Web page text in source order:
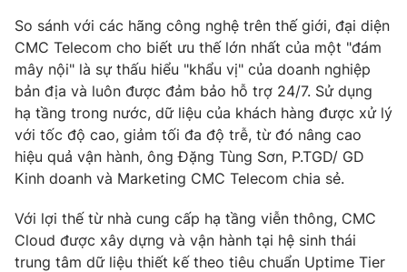
Video Shorts video
VTV Money VTV Thể thao
VTV Sức khoẻ Bất động sản
VTV4 Vươn mình bằng AI
So sánh với các hãng công nghệ trên thế giới, đại diện
CMC Telecom cho biết ưu thế lớn nhất của một "đám
mây nội" là sự thấu hiểu "khẩu vị" của doanh nghiệp
bản địa và luôn được đảm bảo hỗ trợ 24/7. Sử dụng
hạ tầng trong nước, dữ liệu của khách hàng được xử lý
với tốc độ cao, giảm tối đa độ trễ, từ đó nâng cao
hiệu quả vận hành, ông Đặng Tùng Sơn, P.TGD/ GD
Kinh doanh và Marketing CMC Telecom chia sẻ.
Với lợi thế từ nhà cung cấp hạ tầng viễn thông, CMC
Cloud được xây dựng và vận hành tại hệ sinh thái
trung tâm dữ liệu thiết kế theo tiêu chuẩn Uptime Tier